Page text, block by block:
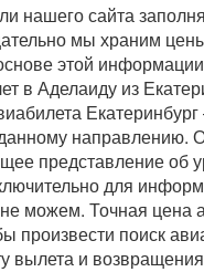
нашего сайта
мы храним
этой
в Аделаиду из
направлению.
представление об
для
можем. Точная цена
произвести поиск
вылета и